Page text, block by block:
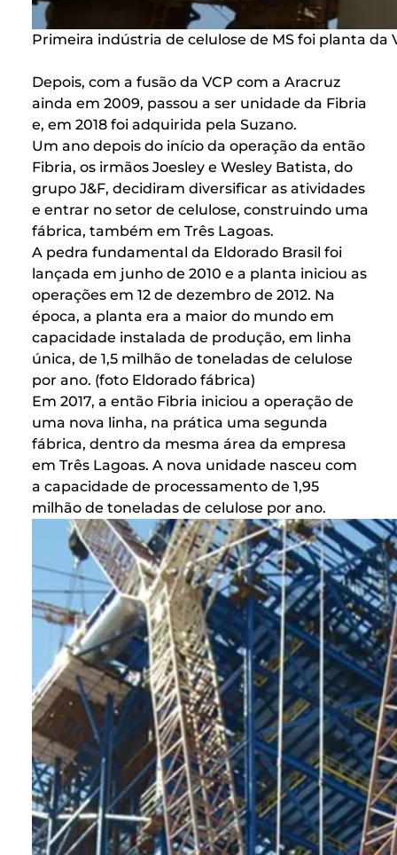
Primeira indústria de celulose de MS foi planta da
Depois, com a fusão da VCP com a Aracruz
ainda em 2009, passou a ser unidade da Fibria
e, em 2018 foi adquirida pela Suzano.
Um ano depois do início da operação da então
Fibria, os irmãos Joesley e Wesley Batista, do
grupo J&F, decidiram diversificar as atividades
e entrar no setor de celulose, construindo uma
fábrica, também em Três Lagoas.
A pedra fundamental da Eldorado Brasil foi
lançada em junho de 2010 e a planta iniciou as
operações em 12 de dezembro de 2012. Na
época, a planta era a maior do mundo em
capacidade instalada de produção, em linha
única, de 1,5 milhão de toneladas de celulose
por ano. (foto Eldorado fábrica)
Em 2017, a então Fibria iniciou a operação de
uma nova linha, na prática uma segunda
fábrica, dentro da mesma área da empresa
em Três Lagoas. A nova unidade nasceu com
a capacidade de processamento de 1,95
milhão de toneladas de celulose por ano.